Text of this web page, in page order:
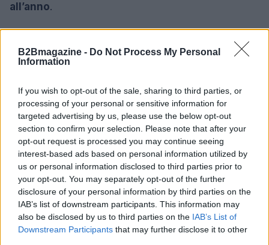
B2Bmagazine - Do Not Process My Personal
Information
If you wish to opt-out of the sale, sharing to third parties, or
processing of your personal or sensitive information for
targeted advertising by us, please use the below opt-out
section to confirm your selection. Please note that after your
opt-out request is processed you may continue seeing
interest-based ads based on personal information utilized by
us or personal information disclosed to third parties prior to
your opt-out. You may separately opt-out of the further
disclosure of your personal information by third parties on the
IAB’s list of downstream participants. This information may
also be disclosed by us to third parties on the IAB’s List of
Downstream Participants that may further disclose it to other
all’anno.
può scegliere la versione multioraria, che
differenzia il prezzo tra fascia F1, F2 e F3.
Tra i servizi inclusi figurano la gestione online della
fornitura, l’AppENGIE Italiaper il monitoraggio dei
consumi, la bolletta digitale, l’addebito diretto e la
fornitura di energia proveniente da fonti rinnovabili
senza costi aggiuntivi. L’attivazione avviene senza
interruzioni della fornitura, mentre il passaggio dal
precedente gestore viene gestito direttamente
dall’operatore.